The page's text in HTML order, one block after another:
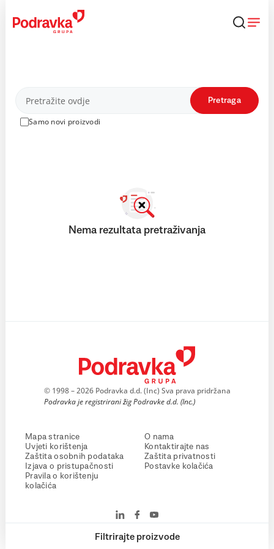
content
Proizvodi
Samo novi proizvodi
Pretraga
Filtrirajte proizvode
Nema rezultata pretraživanja
© 1998 – 2026 Podravka d.d. (Inc) Sva prava pridržana
Podravka je registrirani žig Podravke d.d. (Inc.)
Mapa stranice
Uvjeti korištenja
Zaštita osobnih podataka
Izjava o pristupačnosti
Pravila o korištenju
kolačića
O nama
Kontaktirajte nas
Zaštita privatnosti
Postavke kolačića